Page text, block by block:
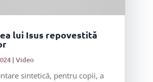
lui Isus repovestită
| Video
sintetică, pentru copii, a